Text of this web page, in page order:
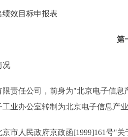
效目标申报表
第
任公司，前身为"北京电子信息
业办公室转制为北京电子信息产
人民政府京政函[1999]161号"关